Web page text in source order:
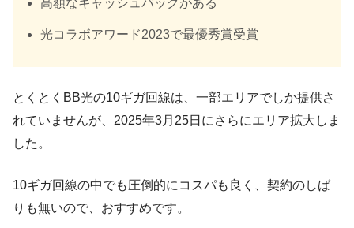
光コラボアワード2023で最優秀賞受賞
とくとくBB光の10ギガ回線は、一部エリアでしか提供さ
れていませんが、2025年3月25日にさらにエリア拡大しま
した。
10ギガ回線の中でも圧倒的にコスパも良く、契約のしば
りも無いので、おすすめです。